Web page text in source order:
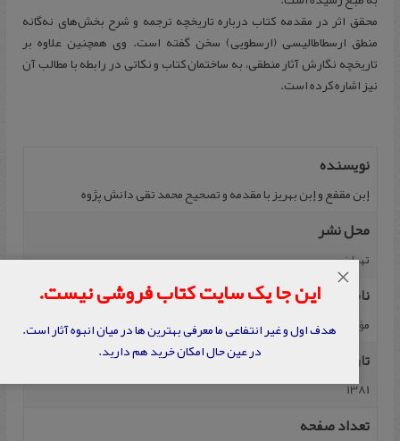
محقق اثر در مقدمه کتاب درباره تاریخچه ترجمه و شرح بخش‌های نه‌گانه
منطق ارسطاطالیسی (ارسطویی) سخن گفته است. وی همچنین علاوه بر
تاریخچه نگارش آثار منطقی، به ساختمان کتاب و نکاتی در رابطه با مطالب آن
نیز اشاره کرده است.
نویسنده
إبن مقفع و إبن بهریز با مقدمه و تصحیح محمد تقی دانش پژوه
محل نشر
تهران
ناشر
مؤسسه پژوهشی حکمت و فلسفه ایران
تاریخ نشر
1381
تعداد صفحه
این جا یک سایت کتاب فروشی نیست.
هدف اول و غیر انتفاعی ما معرفی بهترین ها در میان انبوه آثار است.
در عین حال امکان خرید هم دارید.
×